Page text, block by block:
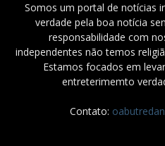
Somos um portal de notícias
verdade pela boa notícia
responsabilidade com
independentes não temos
Estamos focados em
entreterimemto
Contato: